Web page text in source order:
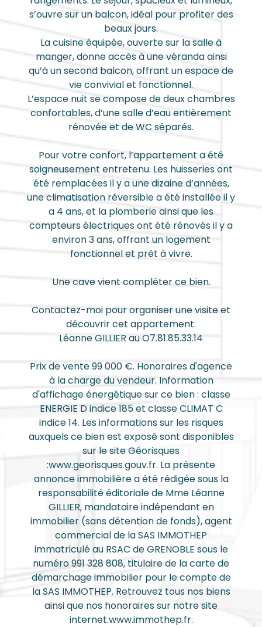
s’ouvre sur un balcon, idéal pour profiter des
beaux jours.
La cuisine équipée, ouverte sur la salle à
manger, donne accès à une véranda ainsi
qu’à un second balcon, offrant un espace de
vie convivial et fonctionnel.
L’espace nuit se compose de deux chambres
confortables, d’une salle d’eau entièrement
rénovée et de WC séparés.
Pour votre confort, l’appartement a été
soigneusement entretenu. Les huisseries ont
été remplacées il y a une dizaine d’années,
une climatisation réversible a été installée il y
a 4 ans, et la plomberie ainsi que les
compteurs électriques ont été rénovés il y a
environ 3 ans, offrant un logement
fonctionnel et prêt à vivre.
Une cave vient compléter ce bien.
Contactez-moi pour organiser une visite et
découvrir cet appartement.
Léanne GILLIER au O7.81.85.33.14
Prix de vente 99 000 €. Honoraires d'agence
à la charge du vendeur. Information
d'affichage énergétique sur ce bien : classe
ENERGIE D indice 185 et classe CLIMAT C
indice 14. Les informations sur les risques
auxquels ce bien est exposé sont disponibles
sur le site Géorisques
:www.georisques.gouv.fr. La présente
annonce immobilière a été rédigée sous la
responsabilité éditoriale de Mme Léanne
GILLIER, mandataire indépendant en
immobilier (sans détention de fonds), agent
commercial de la SAS IMMOTHEP
immatriculé au RSAC de GRENOBLE sous le
numéro 991 328 808, titulaire de la carte de
démarchage immobilier pour le compte de
la SAS IMMOTHEP. Retrouvez tous nos biens
ainsi que nos honoraires sur notre site
internet.www.immothep.fr.